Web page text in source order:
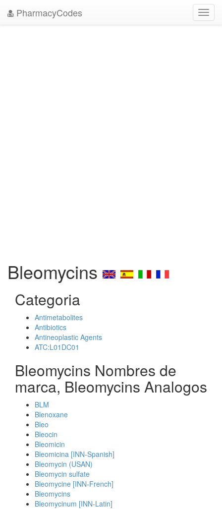
PharmacyCodes
Bleomycins
Categoria
Antimetabolites
Antibiotics
Antineoplastic Agents
ATC:L01DC01
Bleomycins Nombres de
marca, Bleomycins Analogos
BLM
Blenoxane
Bleo
Bleocin
Bleomicin
Bleomicina [INN-Spanish]
Bleomycin (USAN)
Bleomycin sulfate
Bleomycine [INN-French]
Bleomycins
Bleomycinum [INN-Latin]